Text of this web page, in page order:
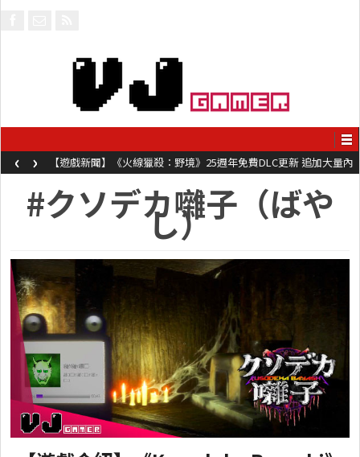
【遊戲新聞】《火線獵殺：野境》25週年免費DLC更新 追加大量內
容同時系舊作限時超平價折扣
‹ ›
#クソデカ囃子（ばや
し）